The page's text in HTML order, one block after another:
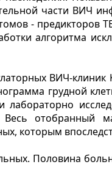
части ВИЧ
-
алгоритма
ВИЧ-
грудной
лабораторно
отобранный
которым
Половина